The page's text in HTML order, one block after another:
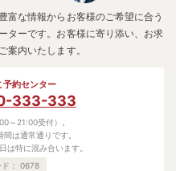
富な情報からお客様のご希望に合う
ターです。お客様に寄り添い、お求
案内いたします。
予約センター
333-333
～21:00受付）。
は通常通りです。
は特に混み合います。
： 0678